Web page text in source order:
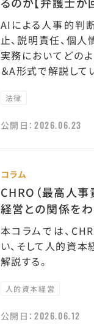
AIによる人事的判
止、説明責任、個
実務においてどの
＆A形式で解説して
法律
公開日：2026.06.23
コラム
CHRO（最高人事
経営との関係を
本コラムでは、
い、そして人的資本
解説する。
人的資本経営
公開日：2026.06.12